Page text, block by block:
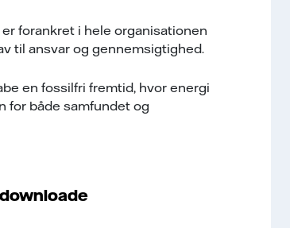
er forankret i hele organisationen
til ansvar og gennemsigtighed.
en fossilfri fremtid, hvor energi
for både samfundet og